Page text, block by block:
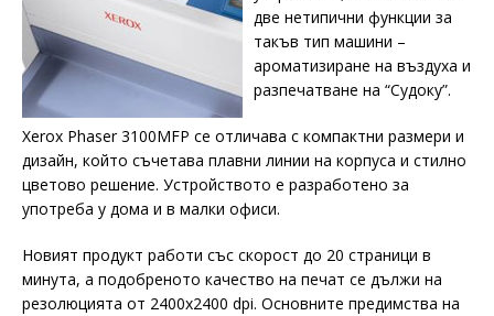
две нетипични функции за
такъв тип машини –
ароматизиране на въздуха и
разпечатване на “Судоку”.
Xerox Phaser 3100MFP се отличава с компактни размери и
дизайн, който съчетава плавни линии на корпуса и стилно
цветово решение. Устройството е разработено за
употреба у дома и в малки офиси.
Новият продукт работи със скорост до 20 страници в
минута, а подобреното качество на печат се дължи на
резолюцията от 2400х2400 dpi. Основните предимства на